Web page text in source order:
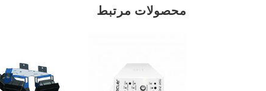
محصولات مرتبط